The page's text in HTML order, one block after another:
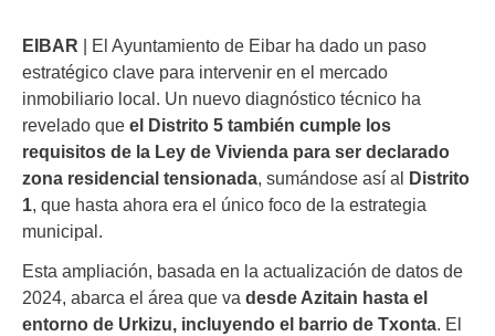
EIBAR | El Ayuntamiento de Eibar ha dado un paso
estratégico clave para intervenir en el mercado
inmobiliario local. Un nuevo diagnóstico técnico ha
revelado que el Distrito 5 también cumple los
requisitos de la Ley de Vivienda para ser declarado
zona residencial tensionada, sumándose así al Distrito
1, que hasta ahora era el único foco de la estrategia
municipal.
Esta ampliación, basada en la actualización de datos de
2024, abarca el área que va desde Azitain hasta el
entorno de Urkizu, incluyendo el barrio de Txonta. El